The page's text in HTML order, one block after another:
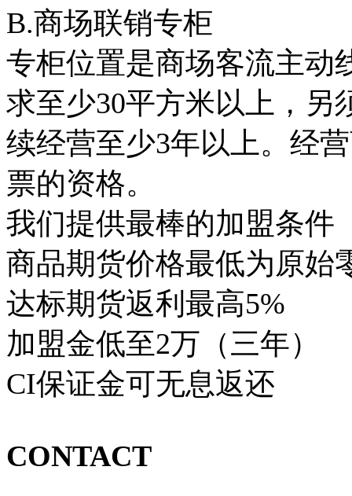
B.商场联销专柜
专柜位置是商场客流主动
求至少30平方米以上，另
续经营至少3年以上。经
票的资格。
我们提供最棒的加盟条件
商品期货价格最低为原始
达标期货返利最高5%
加盟金低至2万（三年）
CI保证金可无息返还
CONTACT